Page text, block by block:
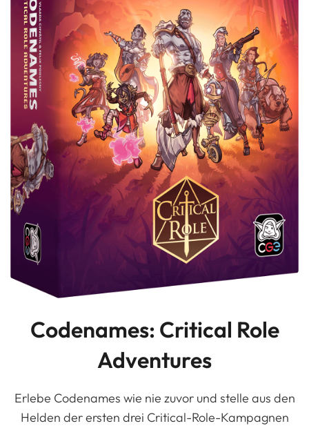
Codenames: Critical Role
Adventures
Erlebe Codenames wie nie zuvor und stelle aus den
Helden der ersten drei Critical-Role-Kampagnen